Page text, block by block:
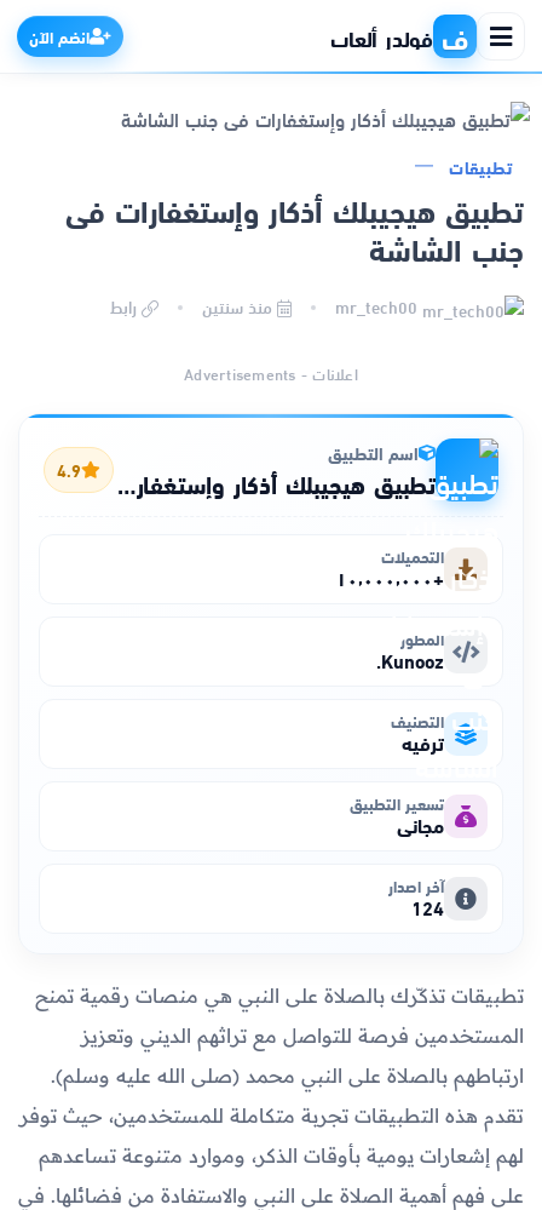
ف فولدر ألعاب انضم الآن
التطبيقات
الألعاب
ذكاء اصطناعي
تطبيقات
تطبيق هيجيبلك أذكار وإستغفارات فى
جنب الشاشة
منذ سنتين رابط
اعلانات - Advertisements
اسم التطبيق
تطبيق هيجيبلك أذكار وإستغفارات فى جنب الشاشة 4.9
التحميلات
+١٠٬٠٠٠٬٠٠٠
المطور
Kunooz.
التصنيف
ترفيه
تسعير التطبيق
مجاني
آخر اصدار
124
تطبيقات تذكّرك بالصلاة على النبي هي منصات رقمية تمنح
المستخدمين فرصة للتواصل مع تراثهم الديني وتعزيز
ارتباطهم بالصلاة على النبي محمد (صلى الله عليه وسلم).
تقدم هذه التطبيقات تجربة متكاملة للمستخدمين، حيث توفر
لهم إشعارات يومية بأوقات الذكر، وموارد متنوعة تساعدهم
على فهم أهمية الصلاة على النبي والاستفادة من فضائلها. في